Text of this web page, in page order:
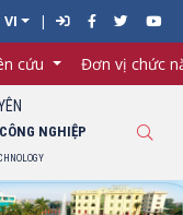
với từng ngành
VI
cứu Đơn vị chức
NGHIỆP